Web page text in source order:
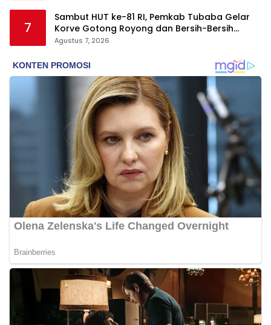
7
Sambut HUT ke-81 RI, Pemkab Tubaba Gelar
Korve Gotong Royong dan Bersih-Bersih
Serentak
Agustus 7, 2026